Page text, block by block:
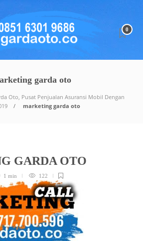
0
garda oto
Oto, Pusat Penjualan Asuransi Mobil Dengan
marketing garda oto
GARDA OTO
1 min 122